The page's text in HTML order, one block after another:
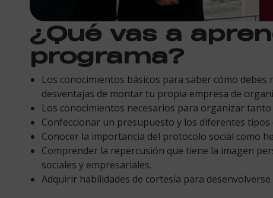
¿Qué vas a
programa?
Los conocimientos básicos para saber cómo
desventajas de montar tu propia empresa de
Los conocimientos necesarios para organizar
Confeccionar un presupuesto y los diferentes
Conocer la importancia del protocolo social como
Comprender la repercusión que tiene la imagen
sociales y empresariales.
Adquirir habilidades de cortesía para